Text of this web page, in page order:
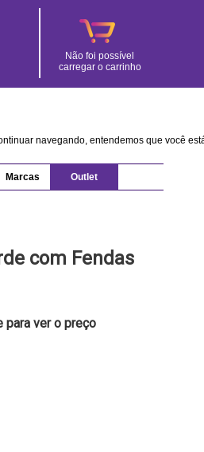
Não foi possível
carregar o carrinho
navegando, entendemos que você
Marcas Outlet
com Fendas
para ver o preço